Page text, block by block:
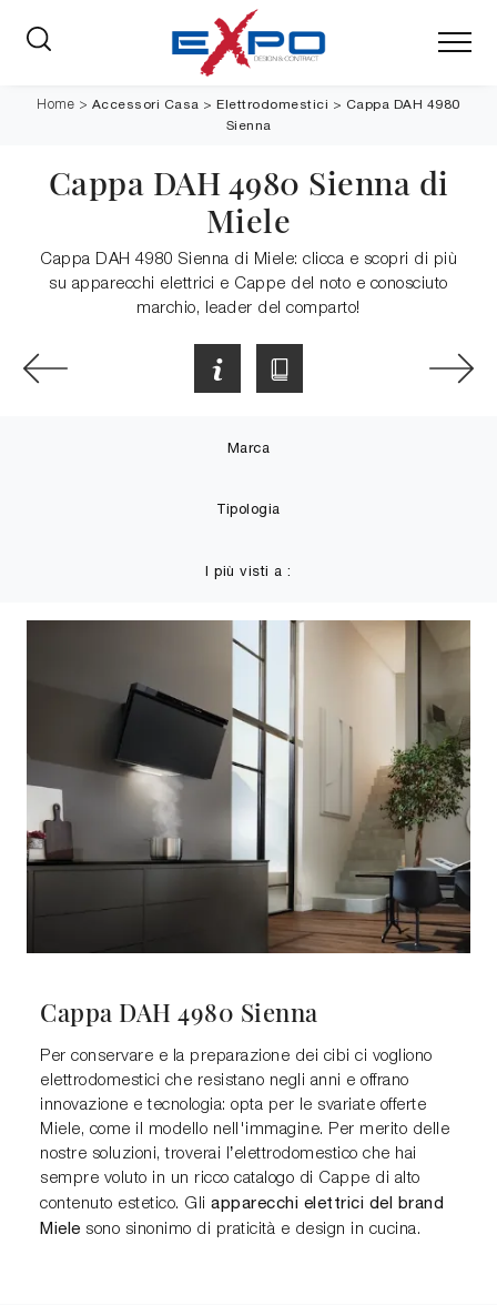
Home > Accessori Casa >Elettrodomestici > Cappa DAH 4980
Sienna
Cappa DAH 4980 Sienna di
Miele
Cappa DAH 4980 Sienna di Miele: clicca e scopri di più
su apparecchi elettrici e Cappe del noto e conosciuto
marchio, leader del comparto!
Marca
Tipologia
I più visti a :
Cappa DAH 4980 Sienna
Per conservare e la preparazione dei cibi ci vogliono
elettrodomestici che resistano negli anni e offrano
innovazione e tecnologia: opta per le svariate offerte
Miele, come il modello nell'immagine. Per merito delle
nostre soluzioni, troverai l’elettrodomestico che hai
sempre voluto in un ricco catalogo di Cappe di alto
contenuto estetico. Gli apparecchi elettrici del brand
Miele sono sinonimo di praticità e design in cucina.